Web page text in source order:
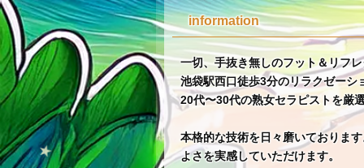
information
一切、手抜き無しのフット＆リフ
池袋駅西口徒歩3分のリラクゼーシ
20代〜30代の熟女セラピストを厳
本格的な技術を日々磨いておりま
よさを実感していただけます。